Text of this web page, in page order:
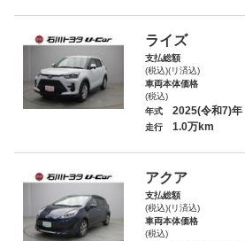
ライズ
支払総額
(税込)(リ済込)
車両本体価格
(税込)
年式 2025(令和7)年
走行 1.0万km
アクア
支払総額
(税込)(リ済込)
車両本体価格
(税込)